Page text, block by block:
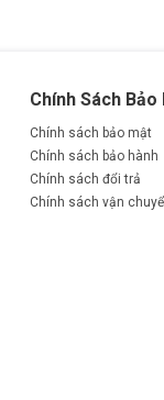
Chính Sách Bảo
Chính sách bảo mật
Chính sách bảo hành
Chính sách đổi trả
Chính sách vận